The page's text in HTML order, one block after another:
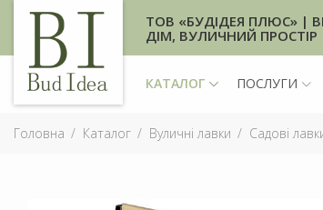
ТОВ «БУДІДЕЯ ПЛЮС» |
ДІМ, ВУЛИЧНИЙ ПРОСТІР
КАТАЛОГ ПОСЛУГИ
Головна Каталог Вуличні лавки Садові